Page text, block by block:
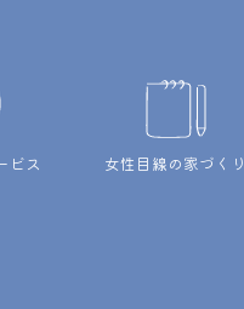
ビス 女性目線の家づくり